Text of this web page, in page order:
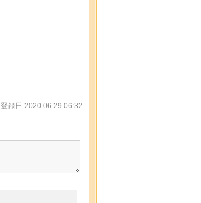
登録日 2020.06.29 06:32